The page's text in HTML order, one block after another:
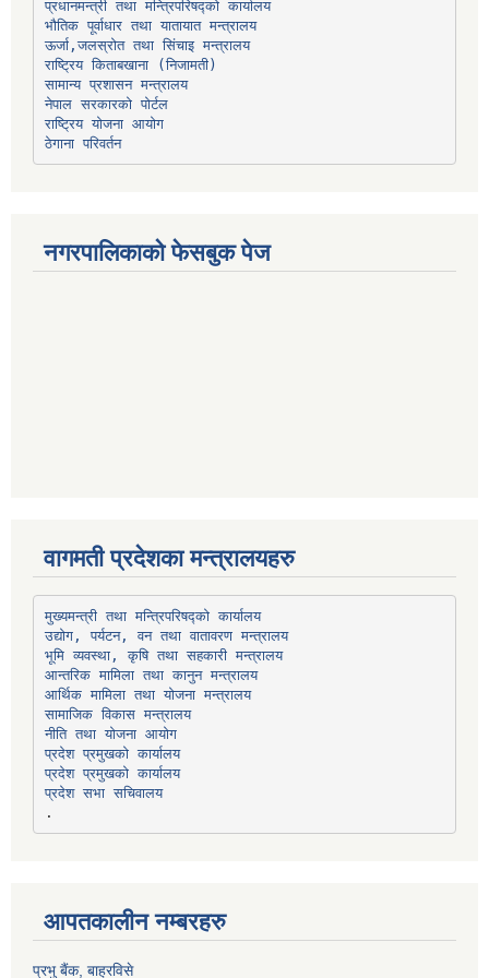
प्रधानमन्त्री तथा मन्त्रिपरिषद्को कार्यालय
भौतिक पूर्वाधार तथा यातायात मन्त्रालय
ऊर्जा,जलस्रोत तथा सिंचाइ मन्त्रालय
सामान्य प्रशासन मन्त्रालय
नेपाल सरकारको पोर्टल
राष्ट्रिय योजना आयोग
ठेगाना परिवर्तन
नगरपालिकाको फेसबुक पेज
वागमती प्रदेशका मन्त्रालयहरु
मुख्यमन्त्री तथा मन्त्रिपरिषद्को कार्यालय
उद्योग, पर्यटन, वन तथा वातावरण मन्त्रालय
भूमि व्यवस्था, कृषि तथा सहकारी मन्त्रालय
आन्तरिक मामिला तथा कानुन मन्त्रालय
आर्थिक मामिला तथा योजना मन्त्रालय
सामाजिक विकास मन्त्रालय
नीति तथा योजना आयोग
प्रदेश प्रमुखको कार्यालय
प्रदेश प्रमुखको कार्यालय
प्रदेश सभा सचिवालय
आपतकालीन नम्बरहरु
प्रभु बैंक, बाह्रविसे